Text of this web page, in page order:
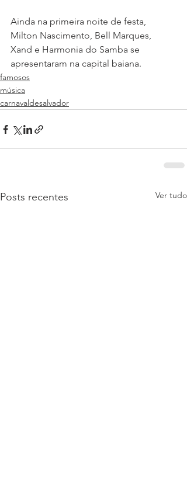
Ainda na primeira noite de festa,
Milton Nascimento, Bell Marques,
Xand e Harmonia do Samba se
apresentaram na capital baiana.
famosos
música
carnavaldesalvador
Posts recentes Ver tudo